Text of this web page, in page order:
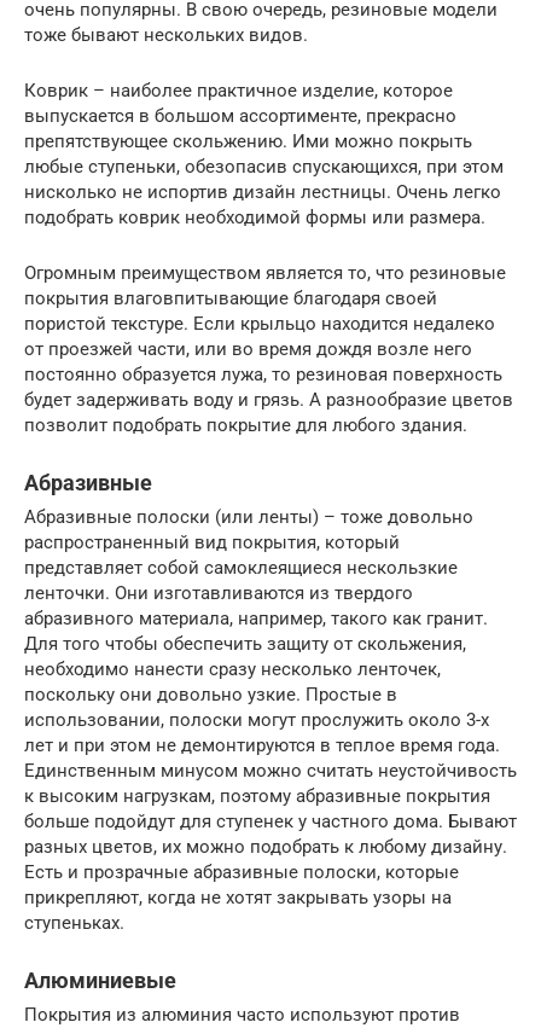
очень популярны. В свою очередь, резиновые модели
тоже бывают нескольких видов.
Коврик – наиболее практичное изделие, которое
выпускается в большом ассортименте, прекрасно
препятствующее скольжению. Ими можно покрыть
любые ступеньки, обезопасив спускающихся, при этом
нисколько не испортив дизайн лестницы. Очень легко
подобрать коврик необходимой формы или размера.
Огромным преимуществом является то, что резиновые
покрытия влаговпитывающие благодаря своей
пористой текстуре. Если крыльцо находится недалеко
от проезжей части, или во время дождя возле него
постоянно образуется лужа, то резиновая поверхность
будет задерживать воду и грязь. А разнообразие цветов
позволит подобрать покрытие для любого здания.
Абразивные
Абразивные полоски (или ленты) – тоже довольно
распространенный вид покрытия, который
представляет собой самоклеящиеся нескользкие
ленточки. Они изготавливаются из твердого
абразивного материала, например, такого как гранит.
Для того чтобы обеспечить защиту от скольжения,
необходимо нанести сразу несколько ленточек,
поскольку они довольно узкие. Простые в
использовании, полоски могут прослужить около 3-х
лет и при этом не демонтируются в теплое время года.
Единственным минусом можно считать неустойчивость
к высоким нагрузкам, поэтому абразивные покрытия
больше подойдут для ступенек у частного дома. Бывают
разных цветов, их можно подобрать к любому дизайну.
Есть и прозрачные абразивные полоски, которые
прикрепляют, когда не хотят закрывать узоры на
ступеньках.
Алюминиевые
Покрытия из алюминия часто используют против